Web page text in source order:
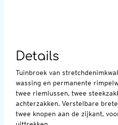
Details
Tuinbroek van
wassing en permanente
twee riemlussen, twee
achterzakken. Verstelbare
twee knopen aan de zijkant,